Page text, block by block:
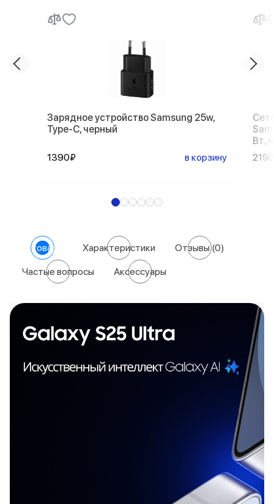
Зарядное устройство Samsung 25w,
Type-C, черный
1390₽ в корзину
Вт,
О товаре Характеристики Отзывы(0)
Частые вопросы Аксессуары